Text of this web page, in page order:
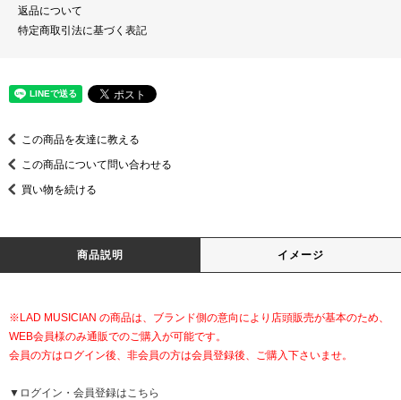
返品について
特定商取引法に基づく表記
この商品を友達に教える
この商品について問い合わせる
買い物を続ける
商品説明 イメージ
※LAD MUSICIAN の商品は、ブランド側の意向により店頭販売が基本のため、
WEB会員様のみ通販でのご購入が可能です。
会員の方はログイン後、非会員の方は会員登録後、ご購入下さいませ。
▼ログイン・会員登録はこちら